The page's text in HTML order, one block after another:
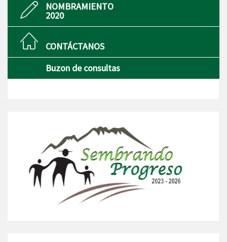
NOMBRAMIENTO
2020
CONTÁCTANOS
Buzon de consultas